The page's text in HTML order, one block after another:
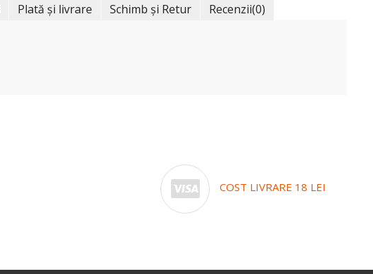
Plată și livrare Schimb și Retur Recenzii(0)
COST LIVRARE 18 LEI